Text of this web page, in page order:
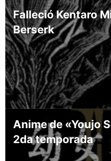
Falleció Kentaro
Berserk
Anime de «Youjo
2da temporada